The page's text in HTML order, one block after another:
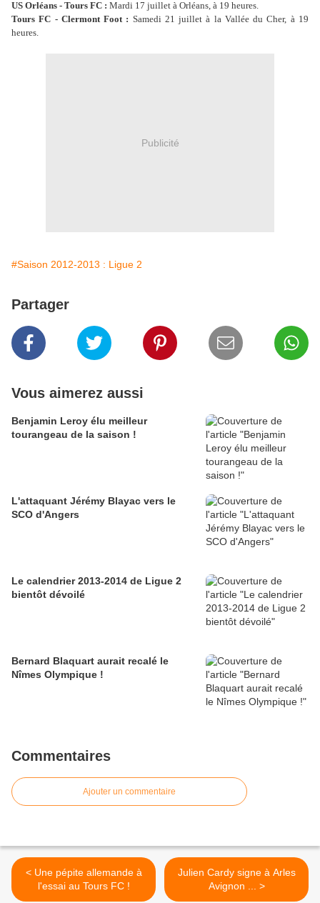
US Orléans - Tours FC : Mardi 17 juillet à Orléans, à 19 heures.
Tours FC - Clermont Foot : Samedi 21 juillet à la Vallée du Cher, à 19
heures.
Publicité
#Saison 2012-2013 : Ligue 2
Partager
Vous aimerez aussi
Benjamin Leroy élu meilleur
tourangeau de la saison !
L'attaquant Jérémy Blayac vers le
SCO d'Angers
Le calendrier 2013-2014 de Ligue 2
bientôt dévoilé
Bernard Blaquart aurait recalé le
Nîmes Olympique !
Commentaires
Ajouter un commentaire
< Une pépite allemande à
l'essai au Tours FC !
Julien Cardy signe à Arles
Avignon ... >